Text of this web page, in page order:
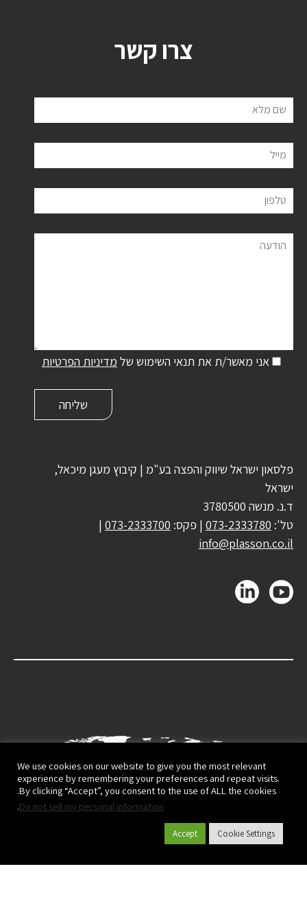
צרו קשר
שם מלא
מייל
טלפון
הודעה
אני מאשר/ת את תנאי השימוש של מדיניות הפרטיות
פלסאון ישראל שיווק והפצה בע"מ | קיבוץ מעגן מיכאל,
ישראל
ד.נ. מנשה 3780500
טל': 073-2333780 | פקס: 073-2333700
|
info@plasson.co.il
We use cookies on our website to give you the most relevant
experience by remembering your preferences and repeat visits.
By clicking “Accept”, you consent to the use of ALL the cookies.
Do not sell my personal information
.
Cookie Settings
Accept